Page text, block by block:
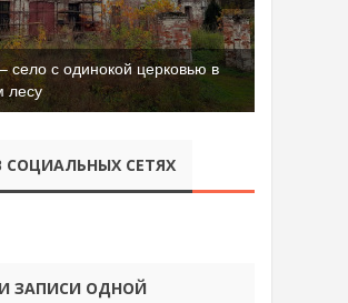
село с одинокой церковью в
лесу
СОЦИАЛЬНЫХ СЕТЯХ
ЗАПИСИ ОДНОЙ